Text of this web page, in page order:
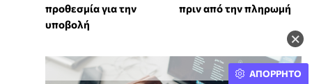
×
προθεσμία για την
υποβολή
πριν από την πληρωμή
ΑΠΟΡΡΗΤΟ